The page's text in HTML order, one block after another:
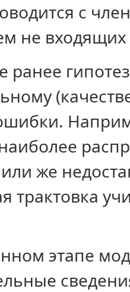
с
не входящих
ранее
же
трактовка
этапе